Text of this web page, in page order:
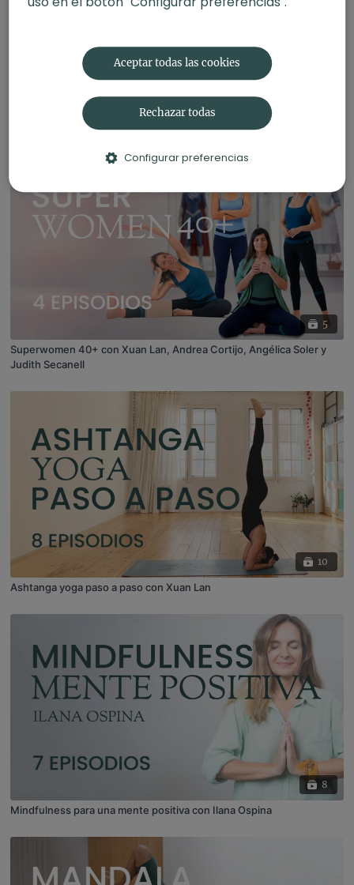
Yoga somático con Agus Burton
5
Superwomen 40+ con Xuan Lan, Andrea Cortijo, Angélica Soler y
Judith Secanell
10
Ashtanga yoga paso a paso con Xuan Lan
8
Mindfulness para una mente positiva con Ilana Ospina
Aceptar todas las cookies
Rechazar todas
Configurar preferencias